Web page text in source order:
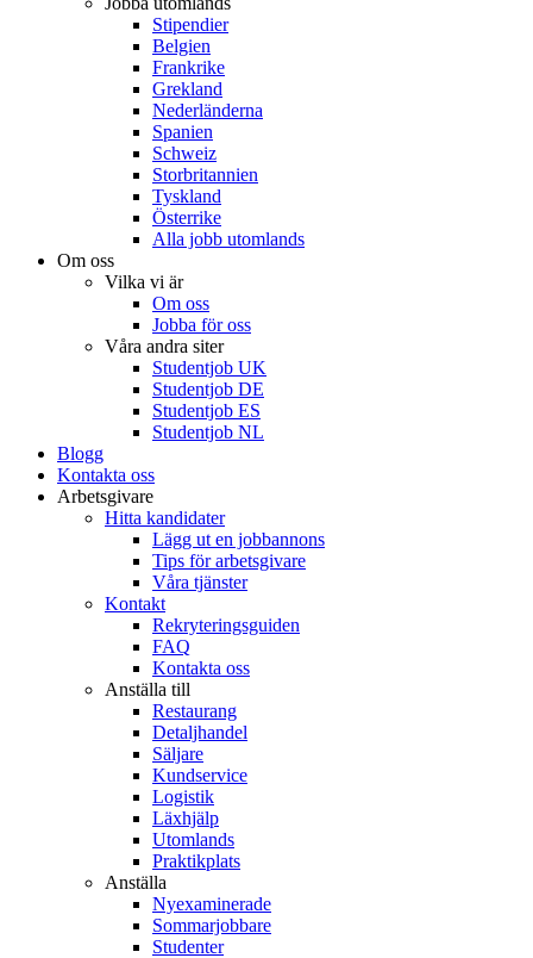
Stipendier
Belgien
Frankrike
Grekland
Nederländerna
Spanien
Schweiz
Storbritannien
Tyskland
Österrike
Alla jobb utomlands
Om oss
Vilka vi är
Om oss
Jobba för oss
Våra andra siter
Studentjob UK
Studentjob DE
Studentjob ES
Studentjob NL
Blogg
Kontakta oss
Arbetsgivare
Hitta kandidater
Lägg ut en jobbannons
Tips för arbetsgivare
Våra tjänster
Kontakt
Rekryteringsguiden
FAQ
Kontakta oss
Anställa till
Restaurang
Detaljhandel
Säljare
Kundservice
Logistik
Läxhjälp
Utomlands
Praktikplats
Anställa
Nyexaminerade
Sommarjobbare
Studenter